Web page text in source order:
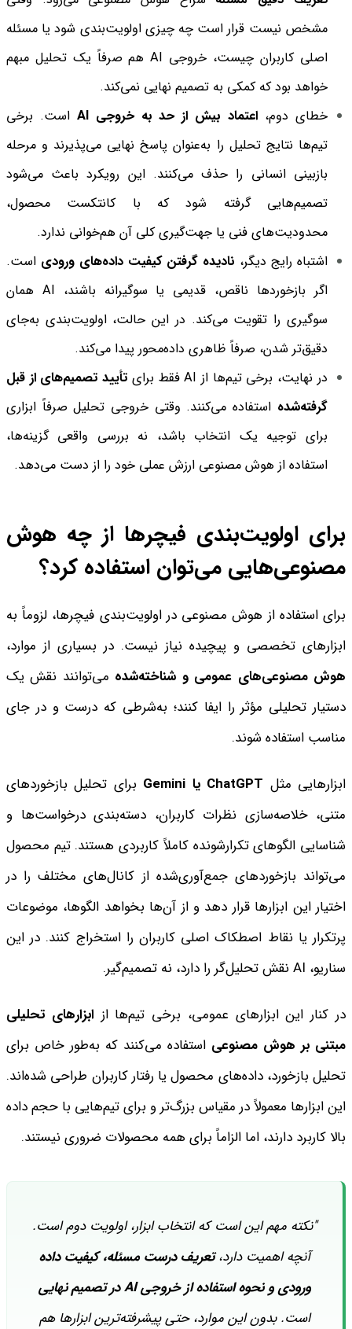
مشخص نیست قرار است چه چیزی اولویت‌بندی شود یا مسئله
اصلی کاربران چیست، خروجی AI هم صرفاً یک تحلیل مبهم
خواهد بود که کمکی به تصمیم نهایی نمی‌کند.
خطای دوم، اعتماد بیش از حد به خروجی AI
است. برخی
تیم‌ها نتایج تحلیل را به‌عنوان پاسخ نهایی می‌پذیرند و مرحله
بازبینی انسانی را حذف می‌کنند. این رویکرد باعث می‌شود
تصمیم‌هایی گرفته شود که با کانتکست محصول،
محدودیت‌های فنی یا جهت‌گیری کلی آن هم‌خوانی ندارد.
اشتباه رایج دیگر، نادیده گرفتن کیفیت داده‌های ورودی است.
اگر بازخوردها ناقص، قدیمی یا سوگیرانه باشند، AI همان
سوگیری را تقویت می‌کند. در این حالت، اولویت‌بندی به‌جای
دقیق‌تر شدن، صرفاً ظاهری داده‌محور پیدا می‌کند.
در نهایت، برخی تیم‌ها از AI فقط برای
تأیید تصمیم‌های از قبل
گرفته‌شده استفاده می‌کنند. وقتی خروجی تحلیل صرفاً ابزاری
برای توجیه یک انتخاب باشد، نه بررسی واقعی گزینه‌ها،
استفاده از هوش مصنوعی ارزش عملی خود را از دست می‌دهد.
برای اولویت‌بندی فیچرها از چه هوش
مصنوعی‌هایی می‌توان استفاده کرد؟
برای استفاده از هوش مصنوعی در اولویت‌بندی فیچرها، لزوماً به
ابزارهای تخصصی و پیچیده نیاز نیست. در بسیاری از موارد،
هوش مصنوعی‌های عمومی و شناخته‌شده می‌توانند نقش یک
دستیار تحلیلی مؤثر را ایفا کنند؛ به‌شرطی که درست و در جای
مناسب استفاده شوند.
ابزارهایی مثل ChatGPT یا Gemini
برای تحلیل بازخوردهای
متنی، خلاصه‌سازی نظرات کاربران، دسته‌بندی درخواست‌ها و
شناسایی الگوهای تکرارشونده کاملاً کاربردی هستند. تیم محصول
می‌تواند بازخوردهای جمع‌آوری‌شده از کانال‌های مختلف را در
اختیار این ابزارها قرار دهد و از آن‌ها بخواهد الگوها، موضوعات
پرتکرار یا نقاط اصطکاک اصلی کاربران را استخراج کنند. در این
سناریو، AI نقش تحلیل‌گر را دارد، نه تصمیم‌گیر.
در کنار این ابزارهای عمومی، برخی تیم‌ها از ابزارهای تحلیلی
مبتنی بر هوش مصنوعی استفاده می‌کنند که به‌طور خاص برای
تحلیل بازخورد، داده‌های محصول یا رفتار کاربران طراحی شده‌اند.
این ابزارها معمولاً در مقیاس بزرگ‌تر و برای تیم‌هایی با حجم داده
بالا کاربرد دارند، اما الزاماً برای همه محصولات ضروری نیستند.
"نکته مهم این است که انتخاب ابزار، اولویت دوم است.
آنچه اهمیت دارد،تعریف درست مسئله، کیفیت داده
ورودی و نحوه استفاده از خروجی AI در تصمیم نهایی
است. بدون این موارد، حتی پیشرفته‌ترین ابزارها هم